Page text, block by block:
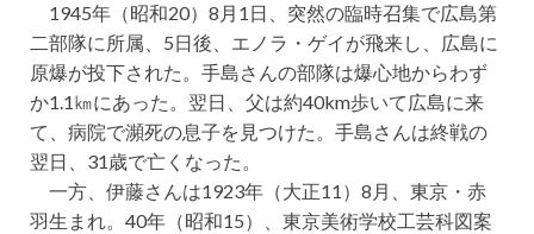
1945年（昭和20）8月1日、突然の臨時召集で広島第
二部隊に所属、5日後、エノラ・ゲイが飛来し、広島に
原爆が投下された。手島さんの部隊は爆心地からわず
か1.1㎞にあった。翌日、父は約40km歩いて広島に来
て、病院で瀕死の息子を見つけた。手島さんは終戦の
翌日、31歳で亡くなった。
一方、伊藤さんは1923年（大正11）8月、東京・赤
羽生まれ。40年（昭和15）、東京美術学校工芸科図案